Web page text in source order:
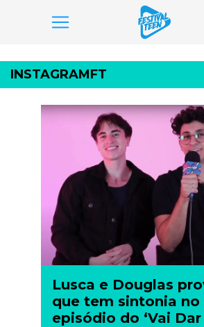
para
o
conteúdo
INSTAGRAMFT
Lusca e Douglas
que tem sintonia no
episódio do ‘Vai Dar